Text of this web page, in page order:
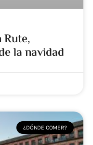
la navidad
¿DÓNDE COMER?